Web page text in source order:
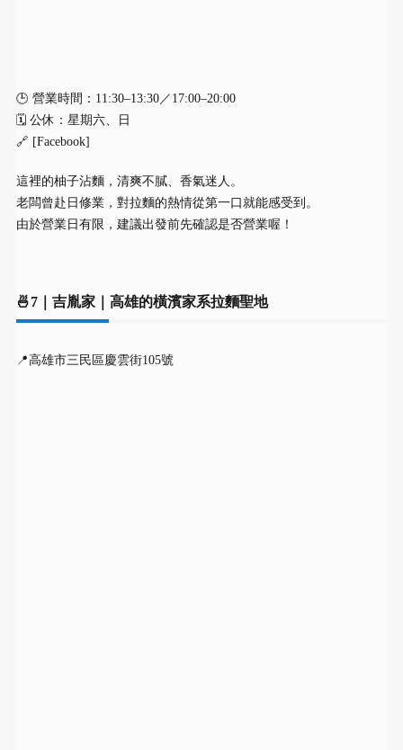
🕒 營業時間：11:30–13:30／17:00–20:00
🗓 公休：星期六、日
🔗 [Facebook]
這裡的柚子沾麵，清爽不膩、香氣迷人。
老闆曾赴日修業，對拉麵的熱情從第一口就能感受到。
由於營業日有限，建議出發前先確認是否營業喔！
🍜7｜吉胤家｜高雄的橫濱家系拉麵聖地
📍高雄市三民區慶雲街105號